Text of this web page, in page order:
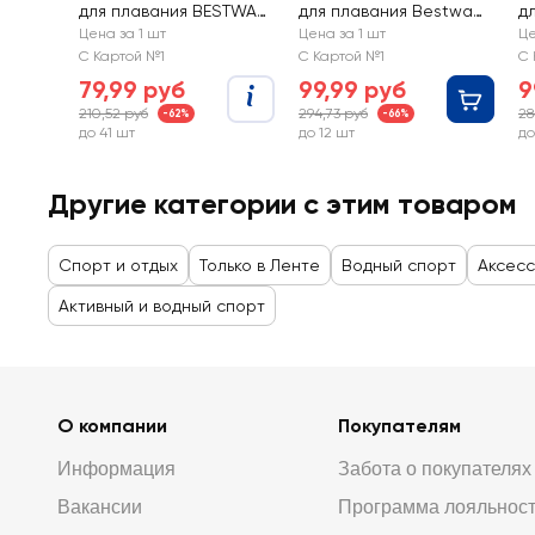
для плавания BESTWAY
20х20см, Арт. 32005
Цена за 1 шт
С Картой №1
79,99 руб
210,52 руб -62%
до 41 шт
для плавания Bestway
Фрукты 23х15см
Цена за 1 шт
С Картой №1
99,99 руб
294,73 руб -66%
до 12 шт
С
Другие категории с этим товаром
Спорт и отдых Только в Ленте Водный спорт
Активный и водный спорт
О компании
Информация
Вакансии
Покупателям
Забота о покупателях
Программа